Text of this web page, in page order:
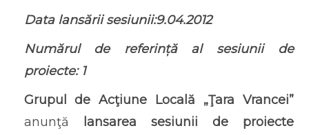
Data lansării sesiunii:9.04.2012
Numărul de referință al sesiunii de
proiecte: 1
Grupul de Acţiune Locală „Ţara Vrancei”
anunţă
lansarea sesiunii de proiecte